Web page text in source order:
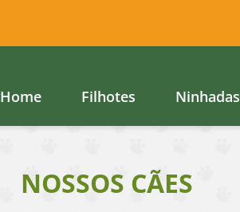
Home Filhotes Ninhadas
NOSSOS CÃES